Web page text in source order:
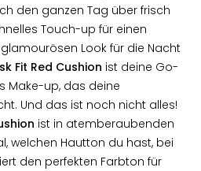
den ganzen Tag über frisch
Touch-up für einen
Look für die Nacht
Fit Red Cushion ist deine Go-
Make-up, das deine
Und das ist noch nicht alles!
ist in atemberaubenden
welchen Hautton du hast, bei
den perfekten Farbton für